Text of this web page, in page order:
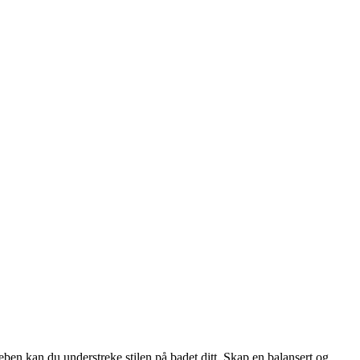
kan du understreke stilen på badet ditt. Skap en balansert og